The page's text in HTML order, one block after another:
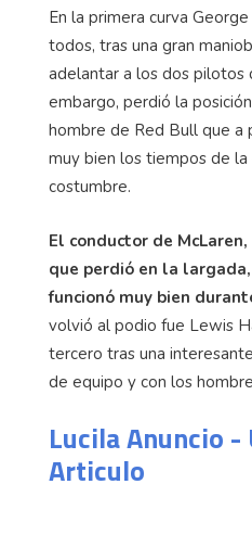
En la primera curva
todos, tras una gran
adelantar a los dos pilotos
embargo, perdió la
hombre de Red Bull que a
muy bien los tiempos de la
costumbre.
El conductor de
que perdió en la
funcionó muy bien
volvió al podio fue Lewis
tercero tras una
de equipo y con los
Lucila Anuncio -
Articulo